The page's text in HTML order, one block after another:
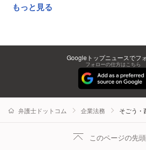
もっと見る
Googleトップニュースでフ
フォローの仕方はこちら
弁護士ドットコム 企業法務 そごう・
このページの先